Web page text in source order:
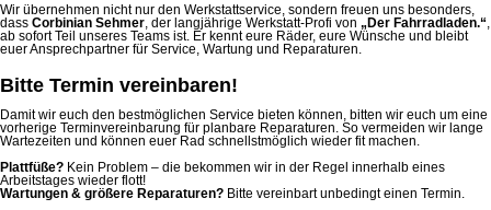
Wir übernehmen nicht nur den Werkstattservice, sondern freuen uns besonders,
dass Corbinian Sehmer, der langjährige Werkstatt-Profi von „Der Fahrradladen.“,
ab sofort Teil unseres Teams ist. Er kennt eure Räder, eure Wünsche und bleibt
euer Ansprechpartner für Service, Wartung und Reparaturen.
Bitte Termin vereinbaren!
Damit wir euch den bestmöglichen Service bieten können, bitten wir euch um eine
vorherige Terminvereinbarung für planbare Reparaturen. So vermeiden wir lange
Wartezeiten und können euer Rad schnellstmöglich wieder fit machen.
Plattfüße? Kein Problem – die bekommen wir in der Regel innerhalb eines
Arbeitstages wieder flott!
Wartungen & größere Reparaturen? Bitte vereinbart unbedingt einen Termin.